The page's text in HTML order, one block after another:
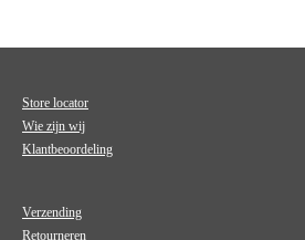
Store locator
Wie zijn wij
Klantbeoordeling
Verzending
Retourneren